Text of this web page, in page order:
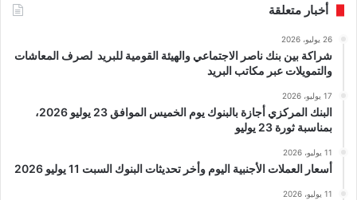
أخبار متعلقة
26 يوليو، 2026
شراكة بين بنك ناصر الاجتماعي والهيئة القومية للبريد لصرف المعاشات
والتمويلات عبر مكاتب البريد
17 يوليو، 2026
البنك المركزي أجازة بالبنوك يوم الخميس الموافق 23 يوليو 2026،
بمناسبة ثورة 23 يوليو
11 يوليو، 2026
أسعار العملات الأجنبية اليوم وأخر تحديثات البنوك السبت 11 يوليو 2026
11 يوليو، 2026